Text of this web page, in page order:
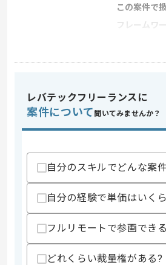
この案件で
フレームワ
業務内容
求めるスキ
・Next.js及
・要件定義
・小規模チ
歓迎スキル
・
・言語問わ
・Postgres
レバテックフリーランスに
案件について 聞いてみませんか？
自分のスキルでどんな案
自分の経験で単価はいく
フルリモートで参画でき
どれくらい裁量権がある?